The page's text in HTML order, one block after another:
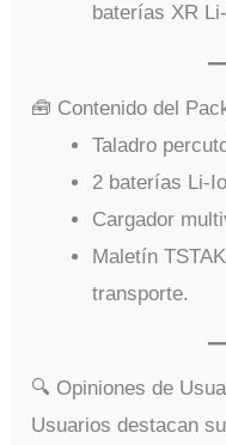
baterías XR
🧰 Contenido del
Taladro
2 baterías Li-
Cargador
Maletín
transporte.
🔍 Opiniones de
Usuarios destacan